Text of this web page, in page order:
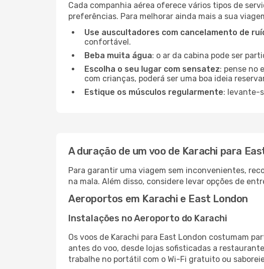
Cada companhia aérea oferece vários tipos de
preferências. Para melhorar ainda mais a sua
Use auscultadores com cancelamento de
confortável.
Beba muita água: o ar da cabina pode ser
Escolha o seu lugar com sensatez: pense no
com crianças, poderá ser uma boa ideia
Estique os músculos regularmente: levante-
A duração de um voo de Karachi para
Para garantir uma viagem sem inconvenientes,
na mala. Além disso, considere levar opções de
Aeroportos em Karachi e East London
Instalações no Aeroporto do Karachi
Os voos de Karachi para East London costumam
antes do voo, desde lojas sofisticadas a
trabalhe no portátil com o Wi-Fi gratuito ou